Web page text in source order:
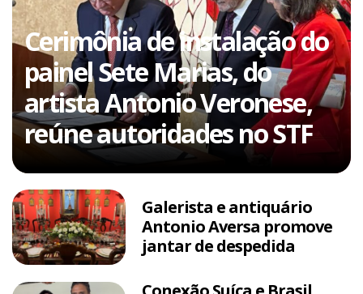
Cerimônia de instalação do
painel Sete Marias, do
artista Antonio Veronese,
reúne autoridades no STF
Galerista e antiquário
Antonio Aversa promove
jantar de despedida